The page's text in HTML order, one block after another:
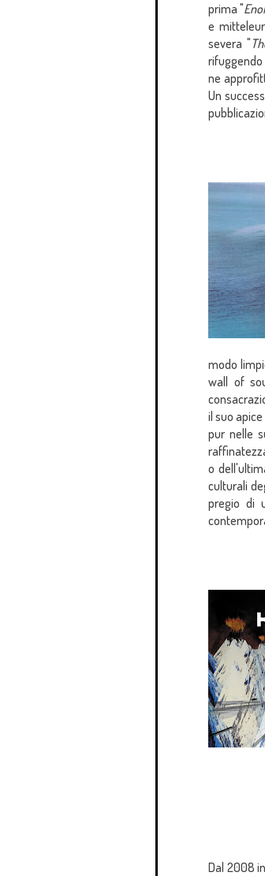
prima "
e
severa "
rifuggendo
ne
Un
modo
wall of
il suo
pur nelle
o
culturali
pregio di
Dal 2008